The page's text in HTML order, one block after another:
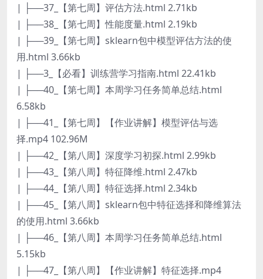
| ├──37_【第七周】评估方法.html 2.71kb
| ├──38_【第七周】性能度量.html 2.19kb
| ├──39_【第七周】sklearn包中模型评估方法的使
用.html 3.66kb
| ├──3_【必看】训练营学习指南.html 22.41kb
| ├──40_【第七周】本周学习任务简单总结.html
6.58kb
| ├──41_【第七周】【作业讲解】模型评估与选
择.mp4 102.96M
| ├──42_【第八周】深度学习初探.html 2.99kb
| ├──43_【第八周】特征降维.html 2.47kb
| ├──44_【第八周】特征选择.html 2.34kb
| ├──45_【第八周】sklearn包中特征选择和降维算法
的使用.html 3.66kb
| ├──46_【第八周】本周学习任务简单总结.html
5.15kb
| ├──47_【第八周】【作业讲解】特征选择.mp4